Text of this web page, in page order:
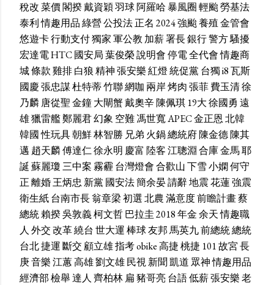
稅改菜價閣揆戴資穎羽球阿羅哈暴風圈輕颱勞基法
泰利情趣用品綠營公投法正名 2024強颱養殖金管會
悠遊卡行動支付獨家軍公教 加薪署長銀行警方騷擾
宏達電HTC國安局葉俊榮說明會停電全代會情趣商
城條款雞排白狼精神張安樂紅燈統促黨台獨i8瓦斯
國慶張忠謀杜特蒂竹聯網咖 兩岸烤肉張菲費玉清徐
乃麟唐從聖金鐘大閘蟹戴奧辛陳佩琪 19大徐國勇 遠
雄獵雷艦鄭麗君幻象 空難馮世寬APEC金正恩北韓
韓國性玩具朝鮮林智勝 兄弟 火鍋總統府陳金德陳其
邁 趙天麟傅達仁徐永明 慶富 陸客江聰淵 合庫金馬耶
誕蘇麗瓊三中案霧霾 台灣燈會合歡山下雪小嫻何守
正離婚王炳忠 新黨國安法簡余晏請辭地震花蓮強震
衛生紙台南市長翁章梁初選北農滿意度前瞻計畫蔡
總統賴揆吳敦義柯文哲巴拉圭2018年金余天情趣職
人 外交改革繞台 世大運棒球友邦馬英九前總統總統
台北捷運 斷交 顧立雄指考obike高捷桃捷 101故宮長
庚音樂江蕙高雄劉文雄民視新聞 凱道 眾神情趣用品
經濟部檢舉達人 齊柏林 扁豬哥亮台語低薪張安樂老